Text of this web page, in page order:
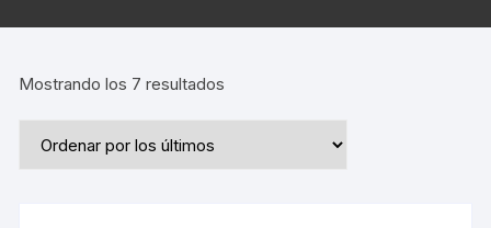
Mostrando los 7 resultados